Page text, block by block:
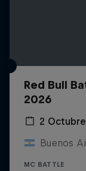
Red Bull
2026
2
Buenos
MC BATTLE